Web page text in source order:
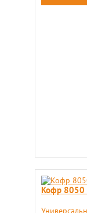
Кофр 8050